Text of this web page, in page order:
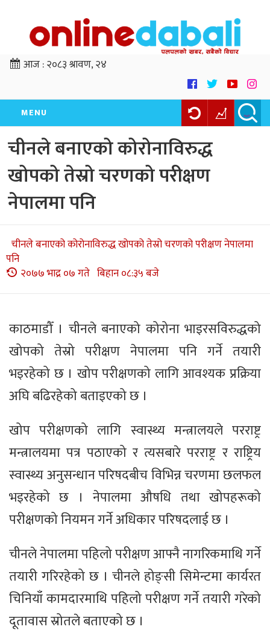
आज :२०८३ श्रावण, २४
MENU
चीनले बनाएको कोरोनाविरुद्ध
खोपको तेस्रो चरणको परीक्षण
नेपालमा पनि
चीनले बनाएको कोरोनाविरुद्ध खोपको तेस्रो चरणको परीक्षण नेपालमा
पनि
२०७७ भाद्र ०७ गते बिहान ०८:३५ बजे
काठमाडौँ । चीनले बनाएको कोरोना भाइरसविरुद्धको
खोपको तेस्रो परीक्षण नेपालमा पनि गर्ने तयारी
भइरहेको छ । खोप परीक्षणको लागि आवश्यक प्रक्रिया
अघि बढिरहेको बताइएको छ ।
खोप परीक्षणको लागि स्वास्थ्य मन्त्रालयले परराष्ट्र
मन्त्रालयमा पत्र पठाएको र त्यसबारे परराष्ट्र र राष्ट्रिय
स्वास्थ्य अनुसन्धान परिषदबीच विभिन्न चरणमा छलफल
भइरहेको छ । नेपालमा औषधि तथा खोपहरूको
परीक्षणको नियमन गर्ने अधिकार परिषदलाई छ ।
चीनले नेपालमा पहिलो परीक्षण आफ्नै नागरिकमाथि गर्ने
तयारी गरिरहेको छ । चीनले होङ्सी सिमेन्टमा कार्यरत
चिनियाँ कामदारमाथि पहिलो परीक्षण गर्ने तयारी गरेको
दूतावास स्रोतले बताएको छ ।